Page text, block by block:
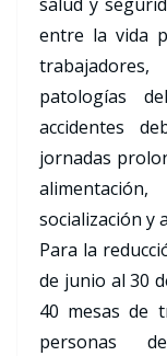
entre la vida
patologías
accidentes
jornadas
socialización y
Para la
de junio al 30
40 mesas de
personas